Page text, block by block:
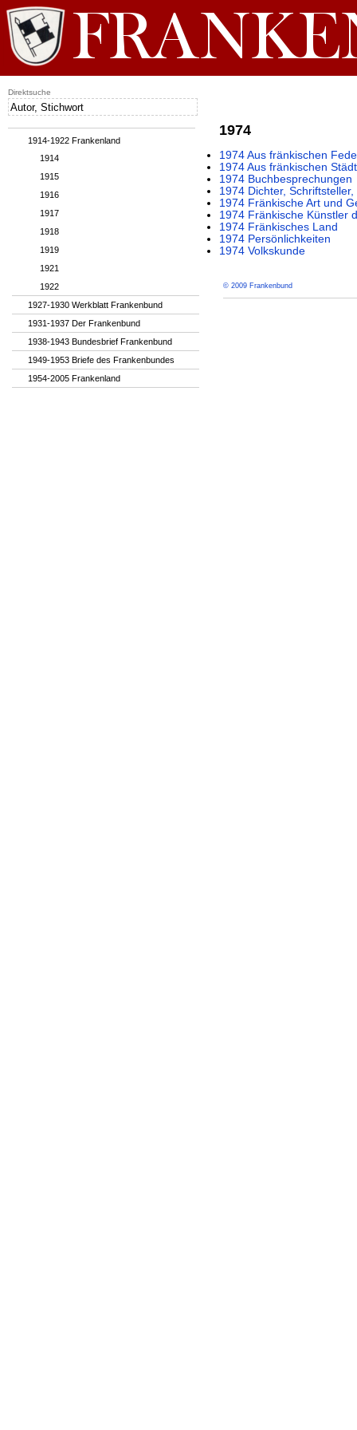
1974
1974 Aus fränkischen
1974 Aus fränkischen
1974 Buchbesprechungen
1974 Dichter,
1974 Fränkische Art und
1974 Fränkische Künstler
1974 Fränkisches Land
1974 Persönlichkeiten
1974 Volkskunde
© 2009 Frankenbund
1914-1922 Frankenland
1914
1915
1916
1917
1918
1919
1921
1922
1927-1930 Werkblatt Frankenbund
1931-1937 Der Frankenbund
1938-1943 Bundesbrief Frankenbund
1949-1953 Briefe des Frankenbundes
1954-2005 Frankenland
Direktsuche